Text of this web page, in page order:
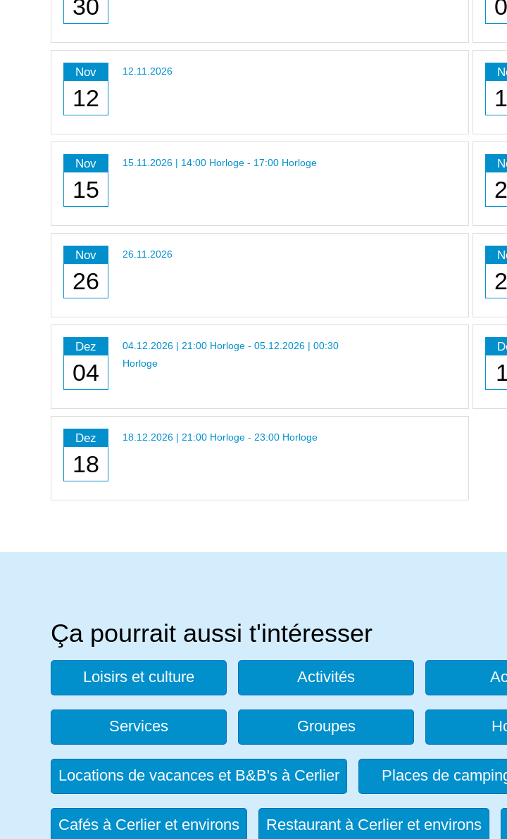
30
Nov
12
12.11.2026
Nov
15
15.11.2026 | 14:00 Horloge - 17:00 Horloge
Nov
26
26.11.2026
Dez
04
04.12.2026 | 21:00 Horloge - 05.12.2026 | 00:30
Horloge
Dez
18
18.12.2026 | 21:00 Horloge - 23:00 Horloge
Ça pourrait aussi t'intéresser
Loisirs et culture Activités
Services Groupes
Locations de vacances et B&B's à Cerlier Places de
Cafés à Cerlier et environs Restaurant à Cerlier et environs